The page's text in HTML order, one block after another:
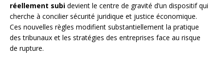
réellement subi devient le centre de gravité d’un dispositif qui
cherche à concilier sécurité juridique et justice économique.
Ces nouvelles règles modifient substantiellement la pratique
des tribunaux et les stratégies des entreprises face au risque
de rupture.